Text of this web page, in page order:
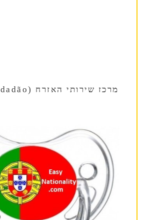
מרכז שירותי האזרח (Loja de Cidadão)